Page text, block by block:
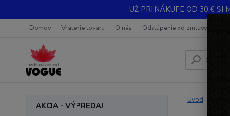
UŽ PRI NÁKUPE OD 30 € SI
Domov Vrátenie tovaru O nás Odstúpenie od zmluvy
AKCIA - VÝPREDAJ
Úvod